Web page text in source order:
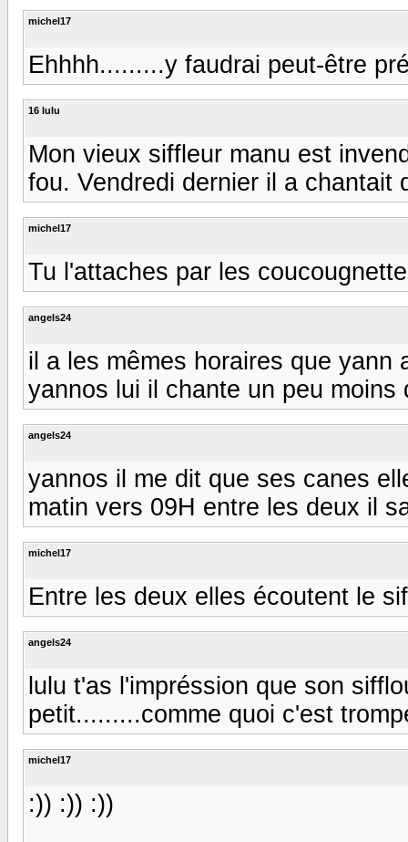
michel17
Ehhhh.........y faudrai peut-être
16 lulu
Mon vieux siffleur manu est
fou. Vendredi dernier il a chantait
michel17
Tu l'attaches par les
angels24
il a les mêmes horaires que
yannos lui il chante un peu moins
angels24
yannos il me dit que ses canes
matin vers 09H entre les deux il
michel17
Entre les deux elles écoutent le
angels24
lulu t'as l'impréssion que son
petit.........comme quoi c'est
michel17
:)) :)) :))